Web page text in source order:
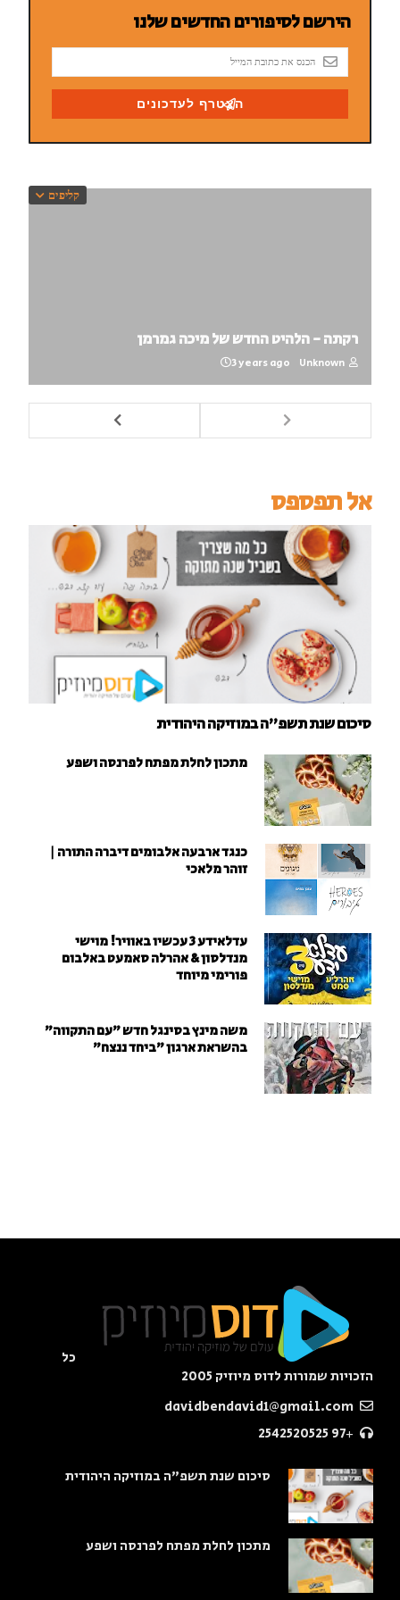
קליפים
רקתה - הלהיט החדש של מיכה גמרמן
Unknown
3 years ago
אל תפספס
סיכום שנת תשפ"ה במוזיקה היהודית
מתכון לחלת מפתח לפרנסה ושפע
כנגד ארבעה אלבומים דיברה התורה |
זוהר מלאכי
עדלאידע 3 עכשיו באוויר! מוישי
מנדלסון & אהרלה סאמעט באלבום
פורימי מיוחד
משה מינץ בסינגל חדש ״עם התקווה״
בהשראת ארגון "ביחד ננצח"
כל
הזכויות שמורות לדוס מיוזיק 2005
+97 2542520525
סיכום שנת תשפ"ה במוזיקה היהודית
מתכון לחלת מפתח לפרנסה ושפע